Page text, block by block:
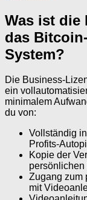
Was ist die
das
System?
Die Business-
ein
minimalem
du von:
Vollständig
Profits-
Kopie der
Zugang zum
mit